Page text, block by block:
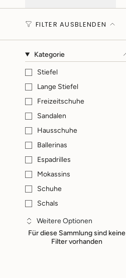
FILTER AUSBLENDEN
Kategorie
Stiefel
Lange Stiefel
Freizeitschuhe
Sandalen
Hausschuhe
Ballerinas
Espadrilles
Mokassins
Schuhe
Schals
Weitere Optionen
Für diese Sammlung sind keine
Filter vorhanden